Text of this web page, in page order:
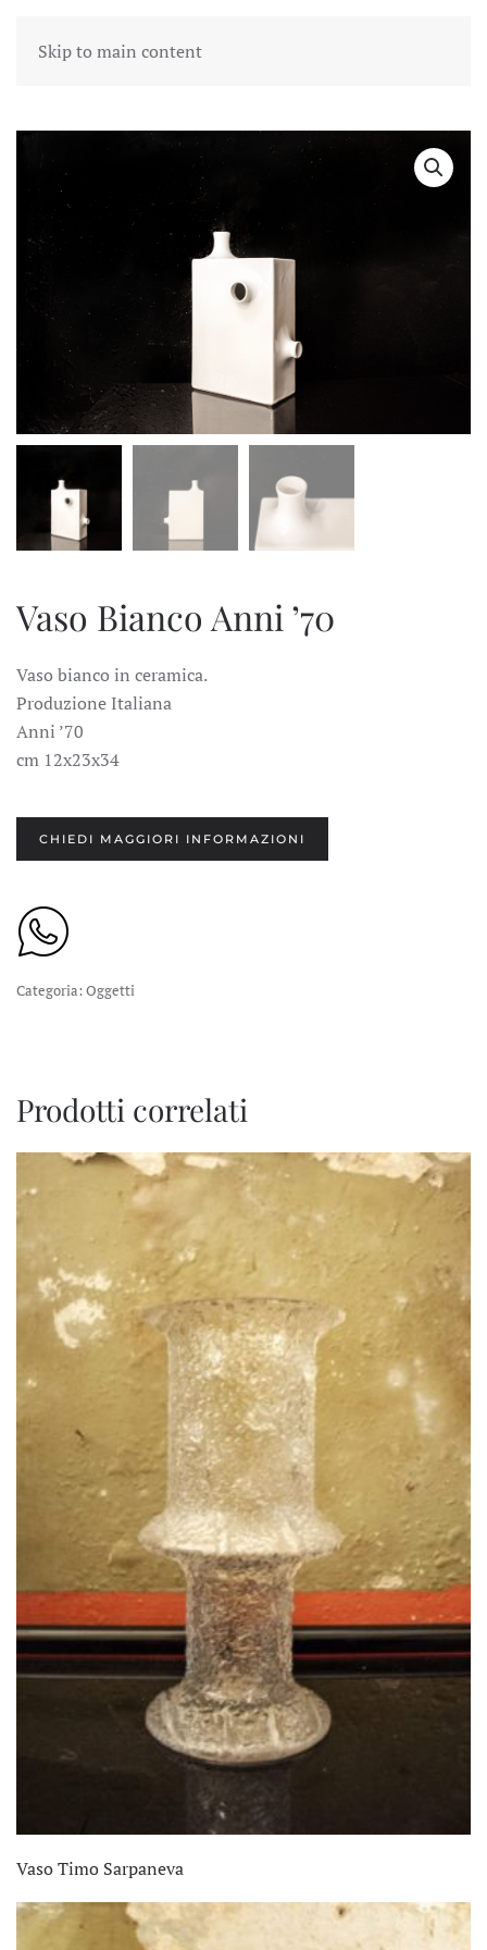
Skip to main content
Vaso Bianco Anni ’70
Vaso bianco in ceramica.
Produzione Italiana
Anni ’70
cm 12x23x34
CHIEDI MAGGIORI INFORMAZIONI
Categoria: Oggetti
Prodotti correlati
Vaso Timo Sarpaneva